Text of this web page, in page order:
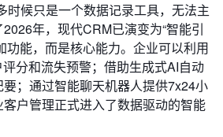
时候只是一个数据记录工具，无法主
年，现代CRM已演变为“智能引
功能，而是核心能力。企业可以利用
分和流失预警；借助生成式AI自动
；通过智能聊天机器人提供7x24小
户管理正式进入了数据驱动的智能